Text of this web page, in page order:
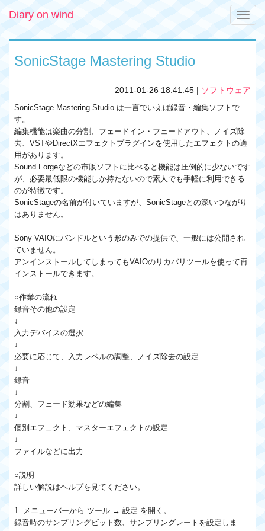
Toggle
Diary on wind
SonicStage Mastering Studio
2011-01-26 18:41:45 | ソフトウェア
SonicStage Mastering Studio は一言でいえば録音・編集ソフトで
す。
編集機能は楽曲の分割、フェードイン・フェードアウト、ノイズ除
去、VSTやDirectXエフェクトプラグインを使用したエフェクトの適
用があります。
Sound Forgeなどの市販ソフトに比べると機能は圧倒的に少ないです
が、必要最低限の機能しか持たないので素人でも手軽に利用できる
のが特徴です。
SonicStageの名前が付いていますが、SonicStageとの深いつながり
はありません。
Sony VAIOにバンドルという形のみでの提供で、一般には公開され
ていません。
アンインストールしてしまってもVAIOのリカバリツールを使って再
インストールできます。
○作業の流れ
録音その他の設定
↓
入力デバイスの選択
↓
必要に応じて、入力レベルの調整、ノイズ除去の設定
↓
録音
↓
分割、フェード効果などの編集
↓
個別エフェクト、マスターエフェクトの設定
↓
ファイルなどに出力
○説明
詳しい解説はヘルプを見てください。
1. メニューバーから ツール → 設定 を開く。
録音時のサンプリングビット数、サンプリングレートを設定しま